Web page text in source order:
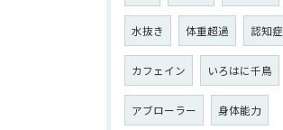
水抜き 体重超過 認知症
カフェイン いろはに千鳥
アブローラー 身体能力